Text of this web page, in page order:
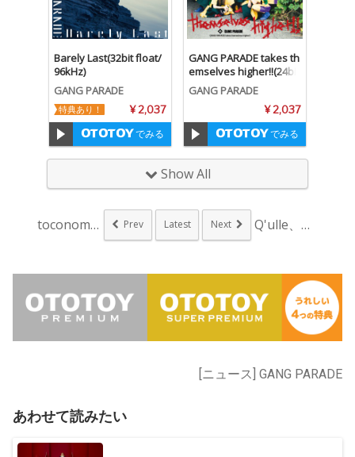
Barely Last(32bit float/
96kHz)
GANG PARADE
¥ 2,037
特典あり！
でみる
GANG PARADE takes th
emselves higher!!(24bi
t/48kHz)
GANG PARADE
¥ 2,037
でみる
Show All
toconoma×モ... Prev Latest Next Q'ulle、新ビジ...
[ニュース] GANG PARADE
あわせて読みたい